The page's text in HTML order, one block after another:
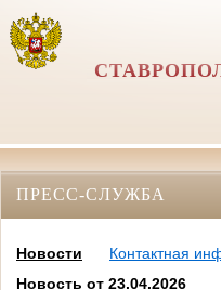
ПРЕСС-СЛУЖБА
Новости
Контактная
Новость от 23.04.2026